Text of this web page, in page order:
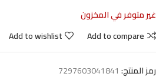
غير متوفر في المخزون
Add to compare
Add to wishlist
رمز المنتج: 7297603041841